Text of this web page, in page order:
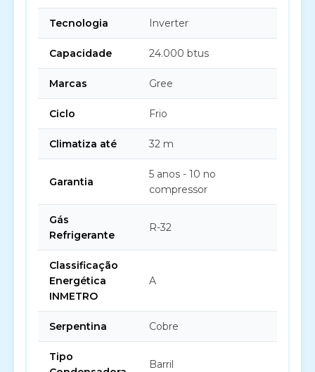
Tecnologia Inverter
Capacidade 24.000 btus
Marcas Gree
Ciclo Frio
Climatiza até 32 m
Garantia
5 anos - 10 no
compressor
Gás
Refrigerante
R-32
Classificação
Energética
INMETRO
A
Serpentina Cobre
Tipo
Barril